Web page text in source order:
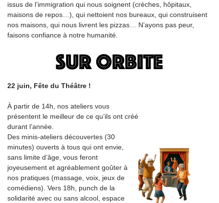
issus de l’immigration qui nous soignent (crèches, hôpitaux,
maisons de repos…), qui nettoient nos bureaux, qui construisent
nos maisons, qui nous livrent les pizzas… N’ayons pas peur,
faisons confiance à notre humanité.
22 juin, Fête du Théâtre !
À partir de 14h, nos ateliers vous
présentent le meilleur de ce qu’ils ont créé
durant l’année.
Des minis-ateliers découvertes (30
minutes) ouverts à tous qui ont envie,
sans limite d’âge, vous feront
joyeusement et agréablement goûter à
nos pratiques (massage, voix, jeux de
comédiens). Vers 18h, punch de la
solidarité avec ou sans alcool, espace